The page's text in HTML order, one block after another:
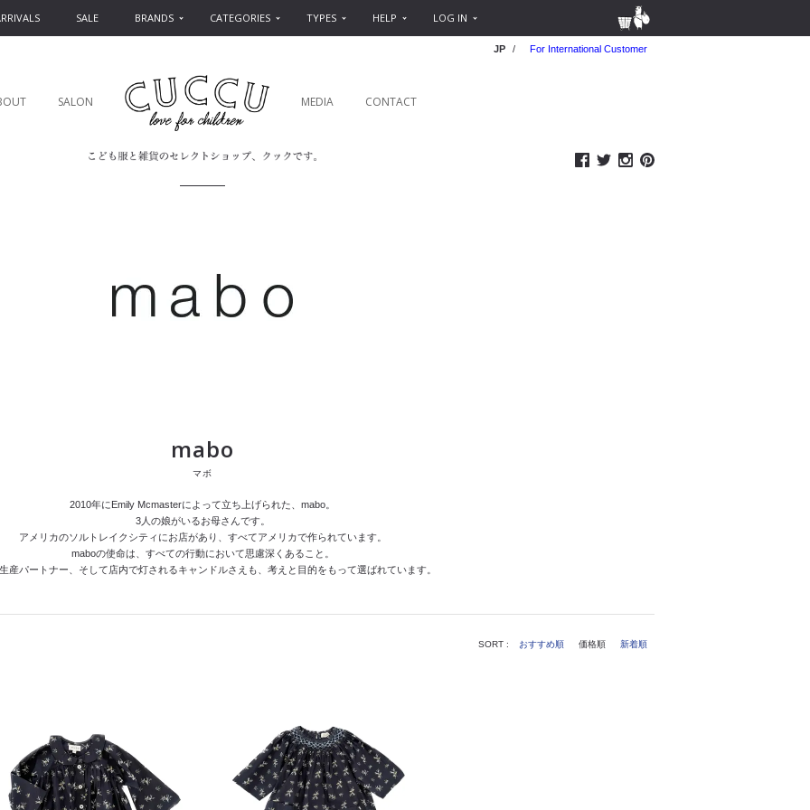
SALE BRANDS CATEGORIES TYPES HELP LOG IN
JP / For International Customer
SALON MEDIA CONTACT
mabo
マボ
2010年にEmily Mcmasterによって立ち上げられた、mabo。
3人の娘がいるお母さんです。
アメリカのソルトレイクシティにお店があり、すべてアメリカで作られています。
maboの使命は、すべての行動において思慮深くあること。
産パートナー、そして店内で灯されるキャンドルさえも、考えと目的をもって選ばれています。
SORT : おすすめ順 価格順 新着順